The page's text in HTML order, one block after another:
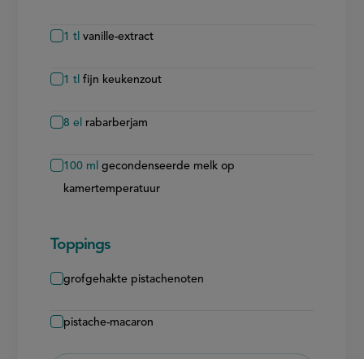
1 tl vanille-extract
1 tl fijn keukenzout
8 el rabarberjam
100 ml
gecondenseerde melk op
kamertemperatuur
Toppings
grofgehakte pistachenoten
pistache-macaron